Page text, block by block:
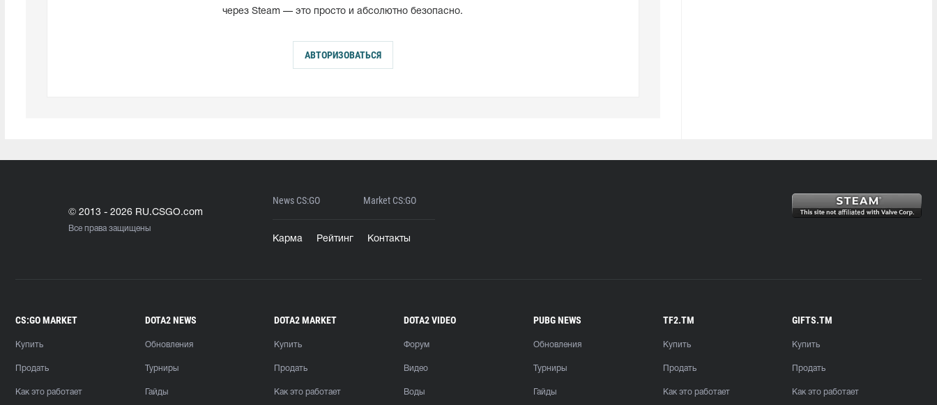
через Steam — это просто и абсолютно безопасно.
АВТОРИЗОВАТЬСЯ
© 2013 - 2026 RU.CSGO.com
Все права защищены
News CS:GO Market CS:GO
Карма Рейтинг Контакты
CS:GO MARKET
Купить
Продать
Как это работает
DOTA2 NEWS
Обновления
Турниры
Гайды
DOTA2 MARKET
Купить
Продать
Как это работает
DOTA2 VIDEO
Форум
Видео
Воды
PUBG NEWS
Обновления
Турниры
Гайды
TF2.TM
Купить
Продать
Как это работает
GIFTS.TM
Купить
Продать
Как это работает